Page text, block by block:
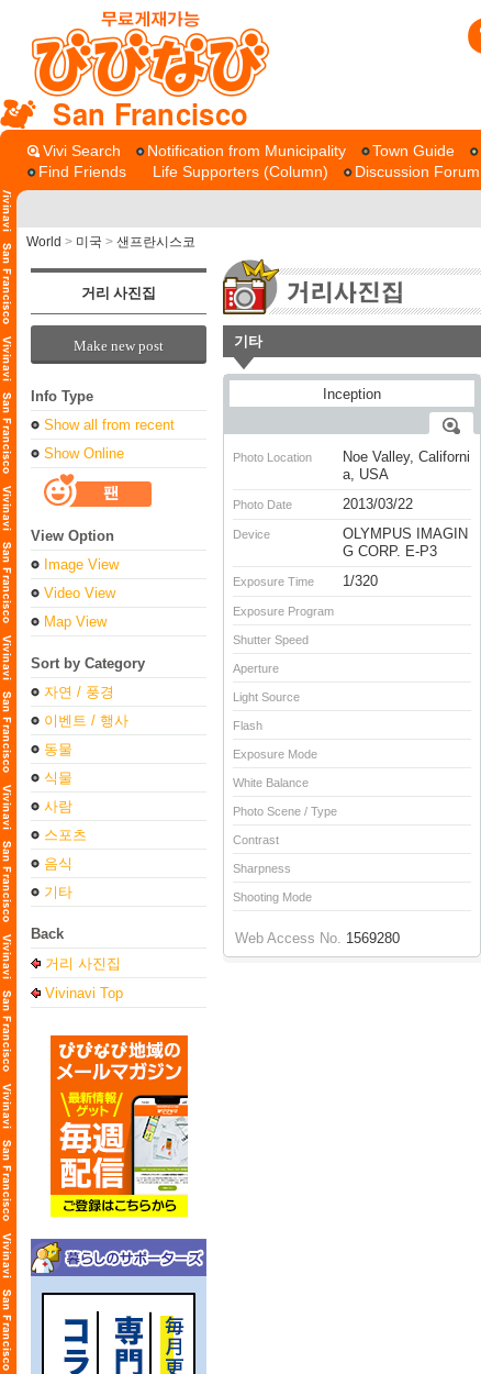
San Francisco
Vivi Search Notification from Municipality Town Guide
Find Friends
Life Supporters (Column) Discussion Forum
World > 미국 > 샌프란시스코
거리 사진집
Make new post
Info Type
Show all from recent
Show Online
View Option
Image View
Video View
Map View
Sort by Category
자연 / 풍경
이벤트 / 행사
동물
식물
사람
스포츠
음식
기타
Back
거리 사진집
Vivinavi Top
기타
Photo Location
Noe Valley, Californi
a, USA
Photo Date 2013/03/22
Device
OLYMPUS IMAGIN
G CORP. E-P3
Exposure Time 1/320
Exposure Program
Shutter Speed
Aperture
Light Source
Flash
Exposure Mode
White Balance
Photo Scene / Type
Contrast
Sharpness
Shooting Mode
Web Access No. 1569280